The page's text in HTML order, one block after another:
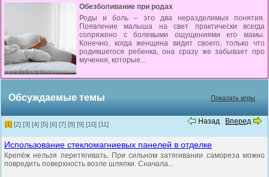
Обезболивание при родах
Роды и боль – это два неразделимых понятия.
Появление малыша на свет практически всегда
сопряжено с болевыми ощущениями его мамы.
Конечно, когда женщина видит своего, только что
родившегося ребенка, она сразу же забывает про
мучения, которые...
Обсуждаемые темы Показать игры
Назад Вперед
[1] [2] [3] [4] [5] [6] [7] [8] [9] [10] [11]
Использование стекломагниевых панелей в отделке
Крепёж нельзя перетягивать. При сильном затягивании самореза можно
повредить поверхность возле шляпки. Сначала...